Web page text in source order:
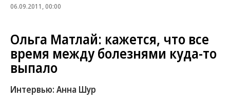
06.09.2011, 00:00
Ольга Матлай: кажется, что все
время между болезнями куда-то
выпало
Интервью: Анна Шур